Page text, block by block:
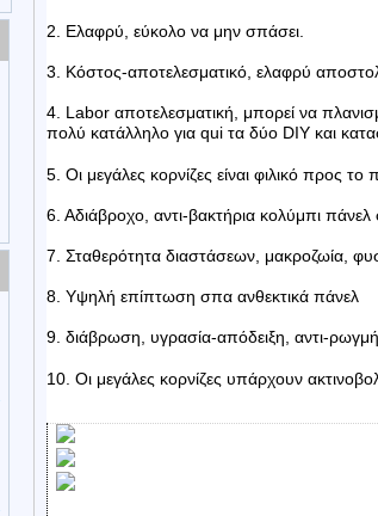
2. Ελαφρύ, εύκολο να μην σπάσει.
3. Κόστος-αποτελεσματικό, ελαφρύ
4. Labor αποτελεσματική, μπορεί να
πολύ κατάλληλο για qui τα δύο DIY και
5. Οι μεγάλες κορνίζες είναι φιλικό προς το
6. Αδιάβροχο, αντι-βακτήρια κολύμπι
7. Σταθερότητα διαστάσεων, μακροζωία,
8. Υψηλή επίπτωση σπα ανθεκτικά πάνελ
9. διάβρωση, υγρασία-απόδειξη, αντι-
10. Οι μεγάλες κορνίζες υπάρχουν